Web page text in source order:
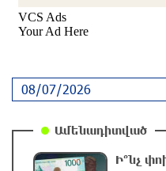
տապալվել
Իրանը և
կառուցվածքը
Ամենադիտված
Ի՞նչ